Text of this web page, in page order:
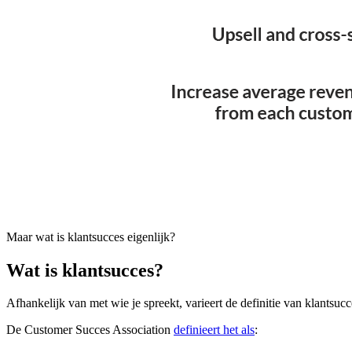
Maar wat is klantsucces eigenlijk?
Wat is klantsucces?
Afhankelijk van met wie je spreekt, varieert de definitie van
De Customer Succes Association definieert het als: